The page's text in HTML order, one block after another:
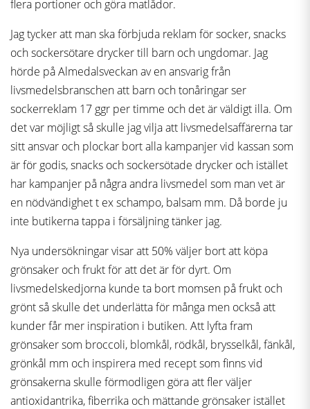
flera portioner och göra matlådor.
Jag tycker att man ska förbjuda reklam för socker, snacks
och sockersötare drycker till barn och ungdomar. Jag
hörde på Almedalsveckan av en ansvarig från
livsmedelsbranschen att barn och tonåringar ser
sockerreklam 17 ggr per timme och det är väldigt illa. Om
det var möjligt så skulle jag vilja att livsmedelsaffärerna tar
sitt ansvar och plockar bort alla kampanjer vid kassan som
är för godis, snacks och sockersötade drycker och istället
har kampanjer på några andra livsmedel som man vet är
en nödvändighet t ex schampo, balsam mm. Då borde ju
inte butikerna tappa i försäljning tänker jag.
Nya undersökningar visar att 50% väljer bort att köpa
grönsaker och frukt för att det är för dyrt. Om
livsmedelskedjorna kunde ta bort momsen på frukt och
grönt så skulle det underlätta för många men också att
kunder får mer inspiration i butiken. Att lyfta fram
grönsaker som broccoli, blomkål, rödkål, brysselkål, fänkål,
grönkål mm och inspirera med recept som finns vid
grönsakerna skulle förmodligen göra att fler väljer
antioxidantrika, fiberrika och mättande grönsaker istället